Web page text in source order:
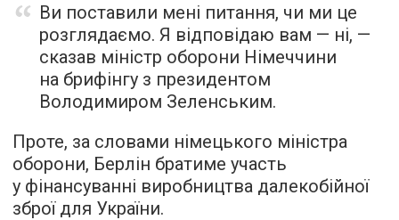
Ви поставили мені питання, чи ми це
розглядаємо. Я відповідаю вам — ні, —
сказав міністр оборони Німеччини
на брифінгу з президентом
Володимиром Зеленським.
Проте, за словами німецького міністра
оборони, Берлін братиме участь
у фінансуванні виробництва далекобійної
зброї для України.